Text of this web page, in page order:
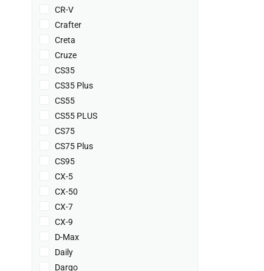
CR-V
Crafter
Creta
Cruze
CS35
CS35 Plus
CS55
CS55 PLUS
CS75
CS75 Plus
CS95
CX-5
CX-50
CX-7
CX-9
D-Max
Daily
Dargo